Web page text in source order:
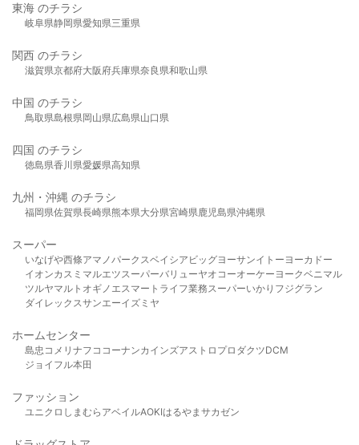
東海 のチラシ
岐阜県静岡県愛知県三重県
関西 のチラシ
滋賀県京都府大阪府兵庫県奈良県和歌山県
中国 のチラシ
鳥取県島根県岡山県広島県山口県
四国 のチラシ
徳島県香川県愛媛県高知県
九州・沖縄 のチラシ
福岡県佐賀県長崎県熊本県大分県宮崎県鹿児島県沖縄県
スーパー
いなげや西條アマノパークスベイシア ビッグヨーサンイトーヨーカドー
イオンカスミ マルエツスーパーバリューヤオコーオーケー ヨークベニマル
ツルヤマルト オギノ エスマート ライフ業務スーパーいかり フジグラン
ダイレックスサンエーイズミヤ
ホームセンター
島忠 コメリ ナフコ コーナンカインズアストロプロダクツDCM
ジョイフル本田
ファッション
ユニクロ しまむら アベイルAOKIはるやま サカゼン